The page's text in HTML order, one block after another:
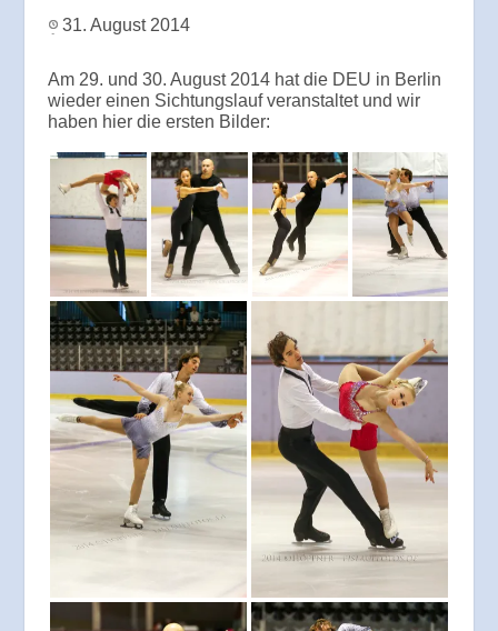
31. August 2014
Am 29. und 30. August 2014 hat die DEU in Berlin
wieder einen Sichtungslauf veranstaltet und wir
haben hier die ersten Bilder: